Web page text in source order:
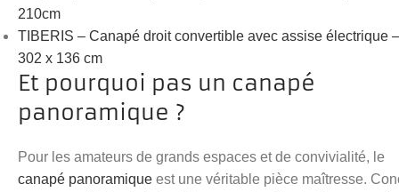
210cm
TIBERIS – Canapé droit convertible avec assise électrique –
302 x 136 cm
Et pourquoi pas un canapé
panoramique ?
Pour les amateurs de grands espaces et de convivialité, le
canapé panoramique est une véritable pièce maîtresse.